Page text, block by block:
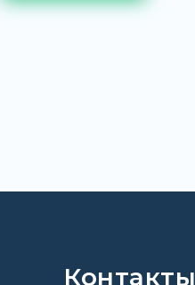
Контакты